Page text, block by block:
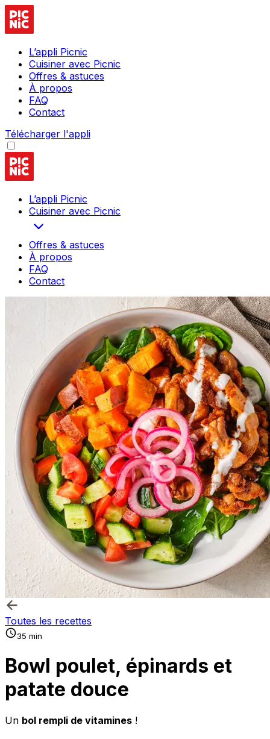
L’appli Picnic
Cuisiner avec Picnic
Offres & astuces
À propos
FAQ
Contact
Télécharger l'appli
L’appli Picnic
Cuisiner avec Picnic
Offres & astuces
À propos
FAQ
Contact
Toutes les recettes
35 min
Bowl poulet, épinards et
patate douce
Un bol rempli de vitamines !